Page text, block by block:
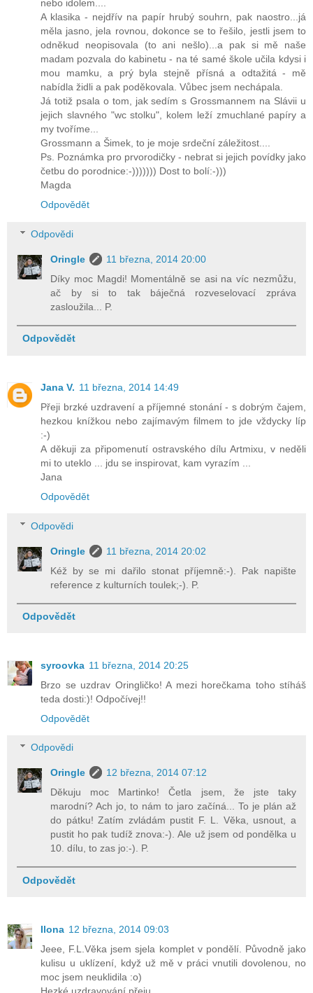
nebo idolem....
A klasika - nejdřív na papír hrubý souhrn, pak naostro...já
měla jasno, jela rovnou, dokonce se to řešilo, jestli jsem to
odněkud neopisovala (to ani nešlo)...a pak si mě naše
madam pozvala do kabinetu - na té samé škole učila kdysi i
mou mamku, a prý byla stejně přísná a odtažitá - mě
nabídla židli a pak poděkovala. Vůbec jsem nechápala.
Já totiž psala o tom, jak sedím s Grossmannem na Slávii u
jejich slavného "wc stolku", kolem leží zmuchlané papíry a
my tvoříme...
Grossmann a Šimek, to je moje srdeční záležitost....
Ps. Poznámka pro prvorodičky - nebrat si jejich povídky jako
četbu do porodnice:-))))))) Dost to bolí:-)))
Magda
Odpovědět
Odpovědi
Oringle
11 března, 2014 20:00
Díky moc Magdi! Momentálně se asi na víc nezmůžu,
ač by si to tak báječná rozveselovací zpráva
zasloužila... P.
Odpovědět
Jana V. 11 března, 2014 14:49
Přeji brzké uzdravení a příjemné stonání - s dobrým čajem,
hezkou knížkou nebo zajímavým filmem to jde vždycky líp
:-)
A děkuji za připomenutí ostravského dílu Artmixu, v neděli
mi to uteklo ... jdu se inspirovat, kam vyrazím ...
Jana
Odpovědět
Odpovědi
Oringle
11 března, 2014 20:02
Kéž by se mi dařilo stonat příjemně:-). Pak napište
reference z kulturních toulek;-). P.
Odpovědět
syroovka 11 března, 2014 20:25
Brzo se uzdrav Oringličko! A mezi horečkama toho stíháš
teda dosti:)! Odpočívej!!
Odpovědět
Odpovědi
Oringle
12 března, 2014 07:12
Děkuju moc Martinko! Četla jsem, že jste taky
marodní? Ach jo, to nám to jaro začíná... To je plán až
do pátku! Zatím zvládám pustit F. L. Věka, usnout, a
pustit ho pak tudíž znova:-). Ale už jsem od pondělka u
10. dílu, to zas jo:-). P.
Odpovědět
Ilona 12 března, 2014 09:03
Jeee, F.L.Věka jsem sjela komplet v pondělí. Původně jako
kulisu u uklízení, když už mě v práci vnutili dovolenou, no
moc jsem neuklidila :o)
Hezké uzdravování přeju.